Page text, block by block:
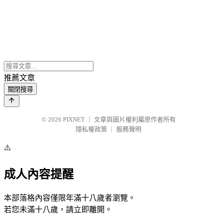
推薦文章
關閉搜尋
© 2026 PIXNET
文章與圖片權利屬原作者所有
隱私權政策
服務聲明
⚠️
成人內容提醒
本部落格內容僅限年滿十八歲者瀏覽。
若您未滿十八歲，請立即離開。